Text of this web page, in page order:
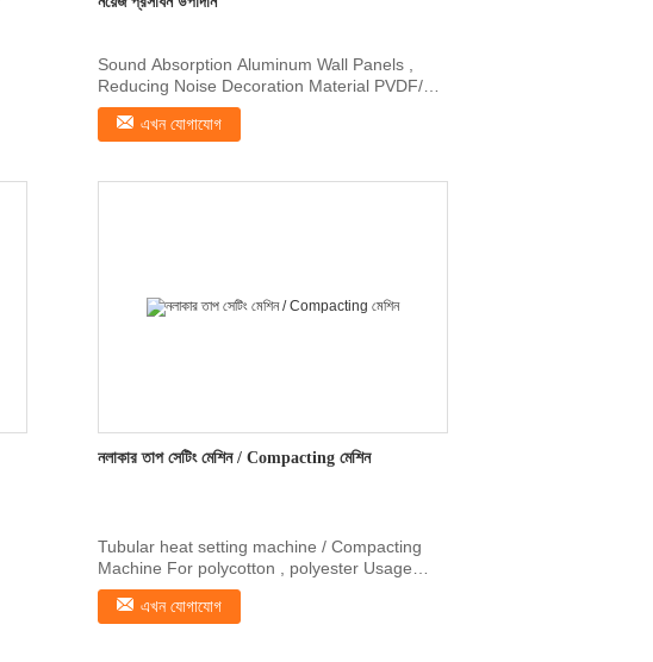
Sound Absorption Aluminum Wall Panels ,
Reducing Noise Decoration Material PVDF/PE
decoration ...
এখন যোগাযোগ
নলাকার তাপ সেটিং মেশিন / Compacting মেশিন
Tubular heat setting machine / Compacting
Machine For polycotton , polyester​ Usage
This product for ...
এখন যোগাযোগ